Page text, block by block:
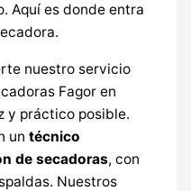
Aquí es donde entra
nuestro servicio
Fagor en
y práctico posible.
un técnico
de secadoras, con
Nuestros